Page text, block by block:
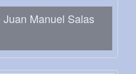
Manuel Salas